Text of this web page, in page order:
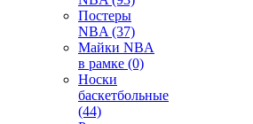
Постеры
NBA (37)
Майки NBA
в рамке (0)
Носки
баскетбольные
(44)